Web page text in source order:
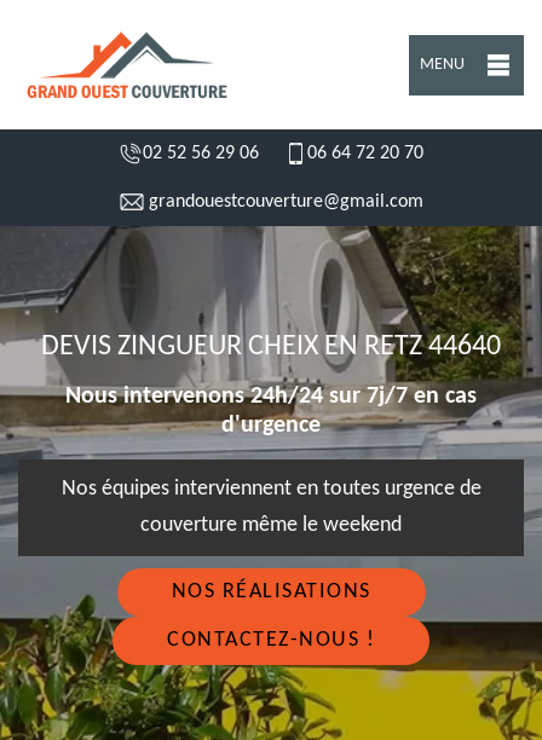
MENU
02 52 56 29 06 06 64 72 20 70
grandouestcouverture@gmail.com
DEVIS ZINGUEUR CHEIX EN RETZ 44640
Nous intervenons 24h/24 sur 7j/7 en cas
d'urgence
Nos équipes interviennent en toutes urgence de
couverture même le weekend
NOS RÉALISATIONS
CONTACTEZ-NOUS !